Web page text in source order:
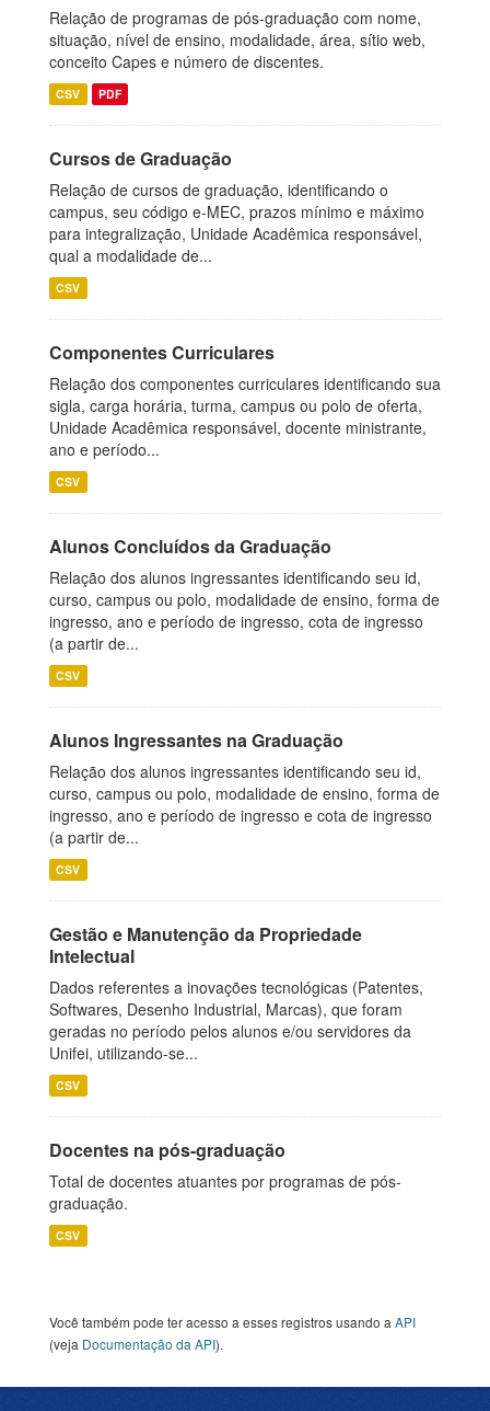
Relação de programas de pós-graduação com nome,
situação, nível de ensino, modalidade, área, sítio web,
conceito Capes e número de discentes.
CSV PDF
Cursos de Graduação
Relação de cursos de graduação, identificando o
campus, seu código e-MEC, prazos mínimo e máximo
para integralização, Unidade Acadêmica responsável,
qual a modalidade de...
CSV
Componentes Curriculares
Relação dos componentes curriculares identificando sua
sigla, carga horária, turma, campus ou polo de oferta,
Unidade Acadêmica responsável, docente ministrante,
ano e período...
CSV
Alunos Concluídos da Graduação
Relação dos alunos ingressantes identificando seu id,
curso, campus ou polo, modalidade de ensino, forma de
ingresso, ano e período de ingresso, cota de ingresso
(a partir de...
CSV
Alunos Ingressantes na Graduação
Relação dos alunos ingressantes identificando seu id,
curso, campus ou polo, modalidade de ensino, forma de
ingresso, ano e período de ingresso e cota de ingresso
(a partir de...
CSV
Gestão e Manutenção da Propriedade
Intelectual
Dados referentes a inovações tecnológicas (Patentes,
Softwares, Desenho Industrial, Marcas), que foram
geradas no período pelos alunos e/ou servidores da
Unifei, utilizando-se...
CSV
Docentes na pós-graduação
Total de docentes atuantes por programas de pós-
graduação.
CSV
Você também pode ter acesso a esses registros usando a API
(veja Documentação da API).